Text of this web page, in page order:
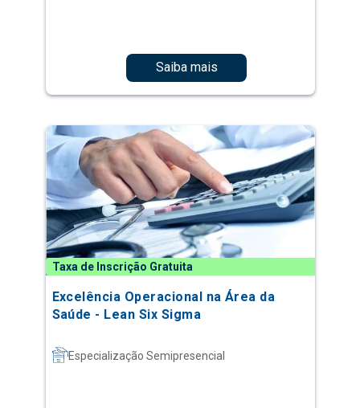
Saiba mais
Taxa de Inscrição Gratuita
Excelência Operacional na Área da
Saúde - Lean Six Sigma
Especialização Semipresencial